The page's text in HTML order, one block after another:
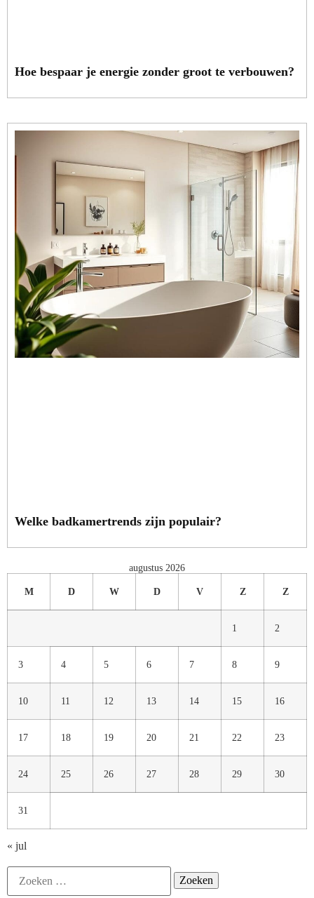
Hoe bespaar je energie zonder groot te verbouwen?
Welke badkamertrends zijn populair?
augustus 2026
M D W D V Z Z
1 2
3 4 5 6 7 8 9
10 11 12 13 14 15 16
17 18 19 20 21 22 23
24 25 26 27 28 29 30
31
« jul